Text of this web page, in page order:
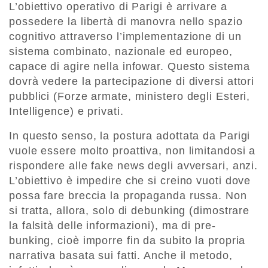
L’obiettivo operativo di Parigi è arrivare a
possedere la libertà di manovra nello spazio
cognitivo attraverso l’implementazione di un
sistema combinato, nazionale ed europeo,
capace di agire nella infowar. Questo sistema
dovrà vedere la partecipazione di diversi attori
pubblici (Forze armate, ministero degli Esteri,
Intelligence) e privati.
In questo senso, la postura adottata da Parigi
vuole essere molto proattiva, non limitandosi a
rispondere alle fake news degli avversari, anzi.
L’obiettivo è impedire che si creino vuoti dove
possa fare breccia la propaganda russa. Non
si tratta, allora, solo di debunking (dimostrare
la falsità delle informazioni), ma di pre-
bunking, cioè imporre fin da subito la propria
narrativa basata sui fatti. Anche il metodo,